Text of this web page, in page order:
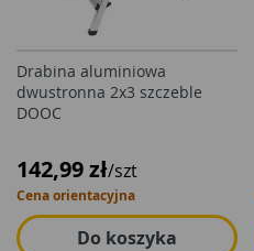
Drabina aluminiowa
dwustronna 2x3 szczeble
DOOC
142,99 zł/szt
Cena orientacyjna
Do koszyka